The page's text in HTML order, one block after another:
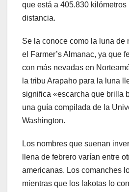
que está a 405.830
distancia.
Se la conoce como la luna de
el Farmer’s Almanac, ya que
con más nevadas en
la tribu Arapaho para la luna
significa «escarcha que brilla
una guía compilada de la
Washington.
Los nombres que suenan
llena de febrero varían entre
americanas. Los comanches
mientras que los lakotas lo